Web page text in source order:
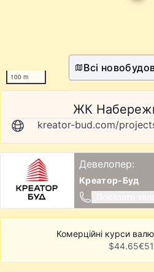
100 m
Всі
ЖК
Девелопер:
Креатор-Буд
Комерційні курси
$44.65€